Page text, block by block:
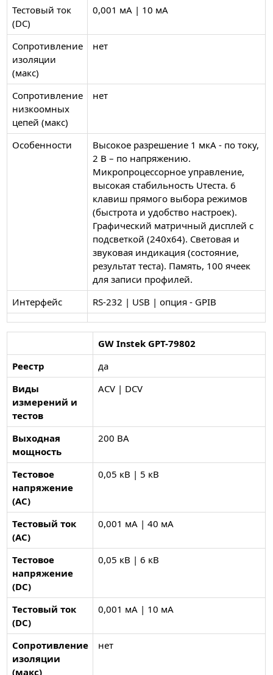
Тестовый ток
(DC)
0,001 мА | 10 мА
Сопротивление
изоляции
(макс)
нет
Сопротивление
низкоомных
цепей (макс)
нет
Особенности
Высокое разрешение 1 мкА - по току,
2 В – по напряжению.
Микропроцессорное управление,
высокая стабильность Uтеста. 6
клавиш прямого выбора режимов
(быстрота и удобство настроек).
Графический матричный дисплей с
подсветкой (240х64). Световая и
звуковая индикация (состояние,
результат теста). Память, 100 ячеек
для записи профилей.
Интерфейс
RS-232 | USB | опция - GPIB
GW Instek GPT-79802
Реестр
да
Виды
измерений и
тестов
ACV | DCV
Выходная
мощность
200 ВА
Тестовое
напряжение
(AC)
0,05 кВ | 5 кВ
Тестовый ток
(AC)
0,001 мА | 40 мА
Тестовое
напряжение
(DC)
0,05 кВ | 6 кВ
Тестовый ток
(DC)
0,001 мА | 10 мА
Сопротивление
изоляции
(макс)
нет